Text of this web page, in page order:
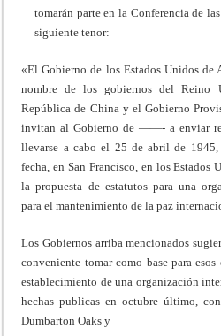
tomarán parte en la Conferencia de
siguiente tenor:
«El Gobierno de los Estados Unidos de
nombre de los gobiernos del Reino
República de China y el Gobierno
invitan al Gobierno de ——- a enviar
llevarse a cabo el 25 de abril de 1945,
fecha, en San Francisco, en los Estados
la propuesta de estatutos para una
para el mantenimiento de la paz
Los Gobiernos arriba mencionados
conveniente tomar como base para
establecimiento de una organización
hechas publicas en octubre último,
Dumbarton Oaks y